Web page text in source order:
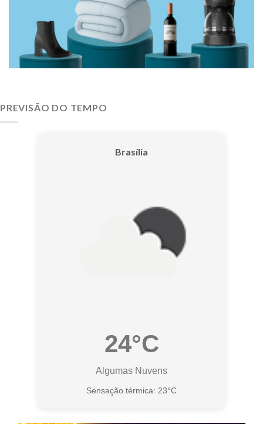
PREVISÃO DO TEMPO
Brasília
24°C
Algumas Nuvens
Sensação térmica: 23°C